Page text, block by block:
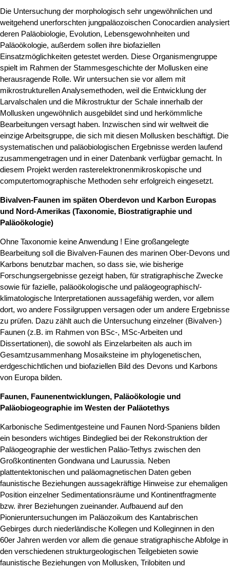
Die Untersuchung der morphologisch sehr ungewöhnlichen und
weitgehend unerforschten jungpaläozoischen Conocardien analysiert
deren Paläobiologie, Evolution, Lebensgewohnheiten und
Paläoökologie, außerdem sollen ihre biofaziellen
Einsatzmöglichkeiten getestet werden. Diese Organismengruppe
spielt im Rahmen der Stammesgeschichte der Mollusken eine
herausragende Rolle. Wir untersuchen sie vor allem mit
mikrostrukturellen Analysemethoden, weil die Entwicklung der
Larvalschalen und die Mikrostruktur der Schale innerhalb der
Mollusken ungewöhnlich ausgebildet sind und herkömmliche
Bearbeitungen versagt haben. Inzwischen sind wir weltweit die
einzige Arbeitsgruppe, die sich mit diesen Mollusken beschäftigt. Die
systematischen und paläobiologischen Ergebnisse werden laufend
zusammengetragen und in einer Datenbank verfügbar gemacht. In
diesem Projekt werden rasterelektronenmikroskopische und
computertomographische Methoden sehr erfolgreich eingesetzt.
Bivalven-Faunen im späten Oberdevon und Karbon Europas
und Nord-Amerikas (Taxonomie, Biostratigraphie und
Paläoökologie)
Ohne Taxonomie keine Anwendung ! Eine großangelegte
Bearbeitung soll die Bivalven-Faunen des marinen Ober-Devons und
Karbons benutzbar machen, so dass sie, wie bisherige
Forschungsergebnisse gezeigt haben, für stratigraphische Zwecke
sowie für fazielle, paläoökologische und paläogeographisch/-
klimatologische Interpretationen aussagefähig werden, vor allem
dort, wo andere Fossilgruppen versagen oder um andere Ergebnisse
zu prüfen. Dazu zählt auch die Untersuchung einzelner (Bivalven-)
Faunen (z.B. im Rahmen von BSc-, MSc-Arbeiten und
Dissertationen), die sowohl als Einzelarbeiten als auch im
Gesamtzusammenhang Mosaiksteine im phylogenetischen,
erdgeschichtlichen und biofaziellen Bild des Devons und Karbons
von Europa bilden.
Faunen, Faunenentwicklungen, Paläoökologie und
Paläobiogeographie im Westen der Paläotethys
Karbonische Sedimentgesteine und Faunen Nord-Spaniens bilden
ein besonders wichtiges Bindeglied bei der Rekonstruktion der
Paläogeographie der westlichen Paläo-Tethys zwischen den
Großkontinenten Gondwana und Laurussia. Neben
plattentektonischen und paläomagnetischen Daten geben
faunistische Beziehungen aussagekräftige Hinweise zur ehemaligen
Position einzelner Sedimentationsräume und Kontinentfragmente
bzw. ihrer Beziehungen zueinander. Aufbauend auf den
Pionieruntersuchungen im Paläozoikum des Kantabrischen
Gebirges durch niederländische Kollegen und Kolleginnen in den
60er Jahren werden vor allem die genaue stratigraphische Abfolge in
den verschiedenen strukturgeologischen Teilgebieten sowie
faunistische Beziehungen von Mollusken, Trilobiten und